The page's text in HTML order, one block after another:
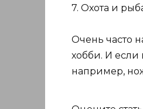
7. Охота и
Очень часто
хобби. И если
например,